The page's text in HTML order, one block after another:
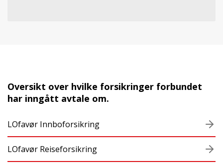
Oversikt over hvilke forsikringer forbundet
har inngått avtale om.
LOfavør Innboforsikring
LOfavør Reiseforsikring